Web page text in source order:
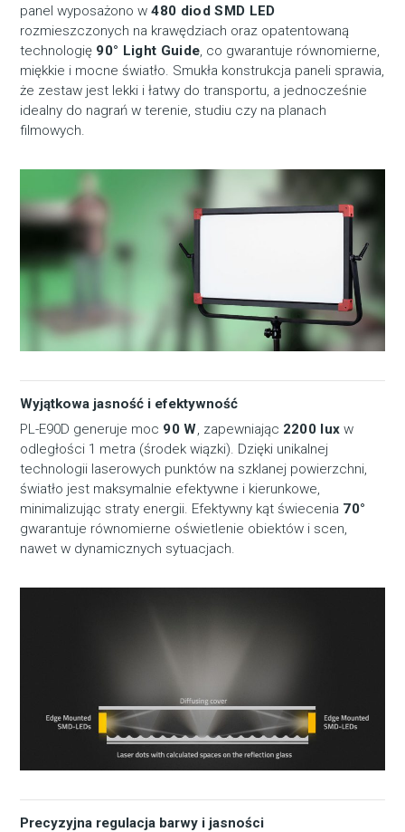
panel wyposażono w480 diod SMD LED
rozmieszczonych na krawędziach oraz opatentowaną
technologię 90° Light Guide, co gwarantuje równomierne,
miękkie i mocne światło. Smukła konstrukcja paneli sprawia,
że zestaw jest lekki i łatwy do transportu, a jednocześnie
idealny do nagrań w terenie, studiu czy na planach
filmowych.
Wyjątkowa jasność i efektywność
PL-E90D generuje moc 90 W, zapewniając 2200 lux w
odległości 1 metra (środek wiązki). Dzięki unikalnej
technologii laserowych punktów na szklanej powierzchni,
światło jest maksymalnie efektywne i kierunkowe,
minimalizując straty energii. Efektywny kąt świecenia 70°
gwarantuje równomierne oświetlenie obiektów i scen,
nawet w dynamicznych sytuacjach.
Precyzyjna regulacja barwy i jasności